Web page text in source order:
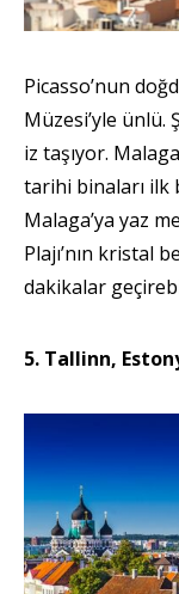
Picasso’nun
Müzesi’yle ünlü.
iz taşıyor.
tarihi binaları ilk
Malaga’ya yaz
Plajı’nın kristal
dakikalar
5. Tallinn,